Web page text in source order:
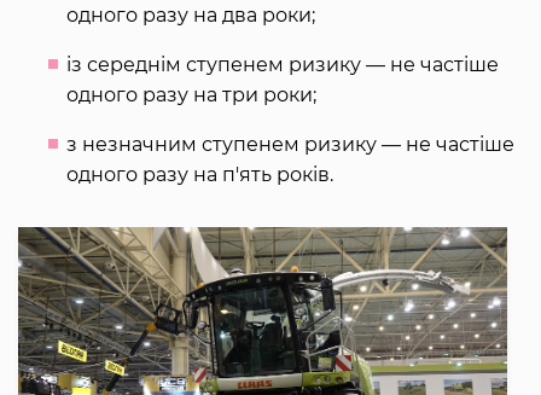
одного разу на два роки;
із середнім ступенем ризику — не частіше
одного разу на три роки;
з незначним ступенем ризику — не частіше
одного разу на п'ять років.